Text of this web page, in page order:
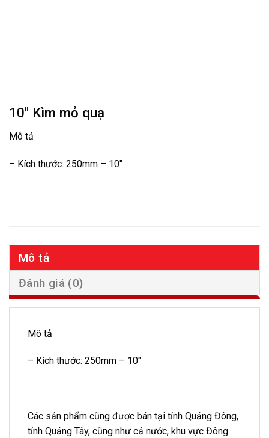
10″ Kìm mỏ quạ
Mô tả
– Kích thước: 250mm – 10″
Mô tả
Đánh giá (0)
Mô tả
– Kích thước: 250mm – 10″
Các sản phẩm cũng được bán tại tỉnh Quảng Đông,
tỉnh Quảng Tây, cũng như cả nước, khu vực Đông